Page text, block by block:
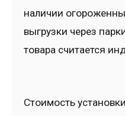
наличии
выгрузки через
товара считается
Стоимость